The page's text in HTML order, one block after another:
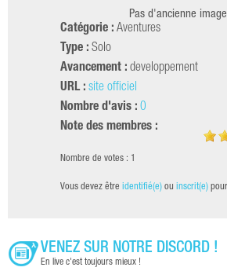
Pas d'ancienne image
Catégorie : Aventures
Type : Solo
Avancement : developpement
URL : site officiel
Nombre d'avis : 0
Note des membres :
Nombre de votes : 1
Vous devez être identifié(e) ou inscrit(e)
VENEZ SUR NOTRE DISCORD !
En live c'est toujours mieux !